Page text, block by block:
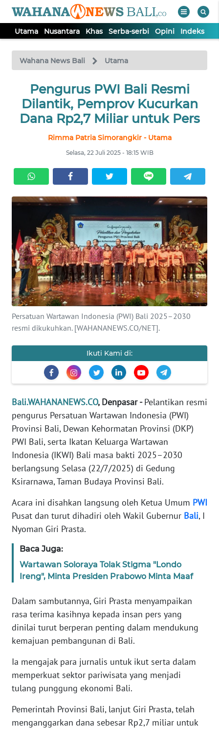
Utama Nusantara Khas Serba-serbi Opini Indeks
Wahana News Bali Utama
Pengurus PWI Bali Resmi
Dilantik, Pemprov Kucurkan
Dana Rp2,7 Miliar untuk Pers
Rimma Patria Simorangkir - Utama
Selasa, 22 Juli 2025 - 18:15 WIB
Persatuan Wartawan Indonesia (PWI) Bali 2025–2030
resmi dikukuhkan. [WAHANANEWS.CO/NET].
Ikuti Kami di:
Bali.WAHANANEWS.CO, Denpasar -Pelantikan resmi
pengurus Persatuan Wartawan Indonesia (PWI)
Provinsi Bali, Dewan Kehormatan Provinsi (DKP)
PWI Bali, serta Ikatan Keluarga Wartawan
Indonesia (IKWI) Bali masa bakti 2025–2030
berlangsung Selasa (22/7/2025) di Gedung
Ksirarnawa, Taman Budaya Provinsi Bali.
Acara ini disahkan langsung oleh Ketua Umum PWI
Pusat dan turut dihadiri oleh Wakil Gubernur Bali, I
Nyoman Giri Prasta.
Baca Juga:
Wartawan Soloraya Tolak Stigma "Londo
Ireng", Minta Presiden Prabowo Minta Maaf
Dalam sambutannya, Giri Prasta menyampaikan
rasa terima kasihnya kepada insan pers yang
dinilai turut berperan penting dalam mendukung
kemajuan pembangunan di Bali.
Ia mengajak para jurnalis untuk ikut serta dalam
memperkuat sektor pariwisata yang menjadi
tulang punggung ekonomi Bali.
Pemerintah Provinsi Bali, lanjut Giri Prasta, telah
menganggarkan dana sebesar Rp2,7 miliar untuk
TV
Tutup
UTAMA
NUSANTARA
SERBA-
SERBI
OPINI
Informasi
INDEKS
BERITA
KONTAK
KAMI
INFO
PEDOMAN
SIBER
REDAKSI
KARIR
DISCLAIMER
Wahana
News
Regional
WN
SUMUT
WN
JAKARTA
WN
WN
BANTEN
WN
NTT